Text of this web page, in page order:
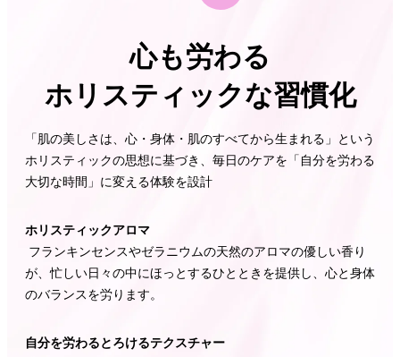
心も労わる
ホリスティックな習慣化
「肌の美しさは、心・身体・肌のすべてから生まれる」という
ホリスティックの思想に基づき、毎日のケアを「自分を労わる
大切な時間」に変える体験を設計
ホリスティックアロマ
フランキンセンスやゼラニウムの天然のアロマの優しい香り
が、忙しい日々の中にほっとするひとときを提供し、心と身体
のバランスを労ります。
自分を労わるとろけるテクスチャー